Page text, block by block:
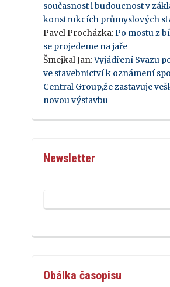
současnost i budoucnost v
konstrukcích průmyslových
Pavel Procházka:Po mostu z
se projedeme na jaře
Šmejkal Jan:Vyjádření Svazu
ve stavebnictví k oznámení
Central Group,že zastavuje
novou výstavbu
Newsletter
Obálka časopisu